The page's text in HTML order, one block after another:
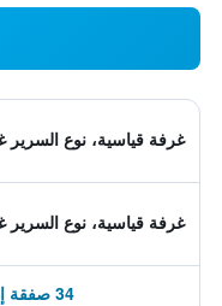
غرفة قياسية، نوع
غرفة قياسية، نوع
34 صفقة إضافية ابتداءً من 432 ﷼